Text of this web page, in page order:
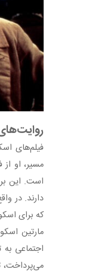
فیلم‌های
مسیر، او
است. این
دارند. در
که برای
مارتین
اجتماعی
می‌پرداخت،